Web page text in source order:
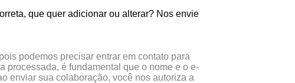
que quer adicionar ou alterar? Nos envie
podemos precisar entrar em contato para
processada, é fundamental que o nome e o e-
enviar sua colaboração, você nos autoriza a